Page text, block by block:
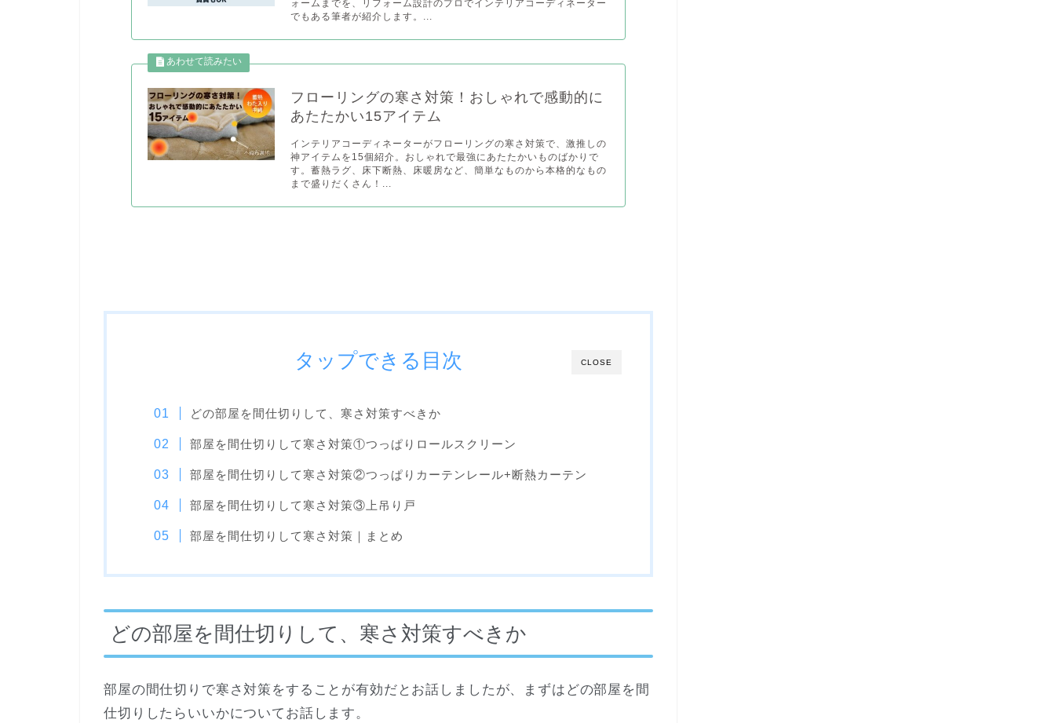
ォームまでを、リフォーム設計のプロでインテリアコーディネーター
でもある筆者が紹介します。...
フローリングの寒さ対策！おしゃれで感動的に
あたたかい15アイテム
インテリアコーディネーターがフローリングの寒さ対策で、激推しの
神アイテムを15個紹介。おしゃれで最強にあたたかいものばかりで
す。蓄熱ラグ、床下断熱、床暖房など、簡単なものから本格的なもの
まで盛りだくさん！...
CLOSE
タップできる目次
どの部屋を間仕切りして、寒さ対策すべきか
部屋を間仕切りして寒さ対策①つっぱりロールスクリーン
部屋を間仕切りして寒さ対策②つっぱりカーテンレール+断熱カーテン
部屋を間仕切りして寒さ対策③上吊り戸
部屋を間仕切りして寒さ対策｜まとめ
どの部屋を間仕切りして、寒さ対策すべきか
部屋の間仕切りで寒さ対策をすることが有効だとお話しましたが、まずはどの部屋を間
仕切りしたらいいかについてお話します。